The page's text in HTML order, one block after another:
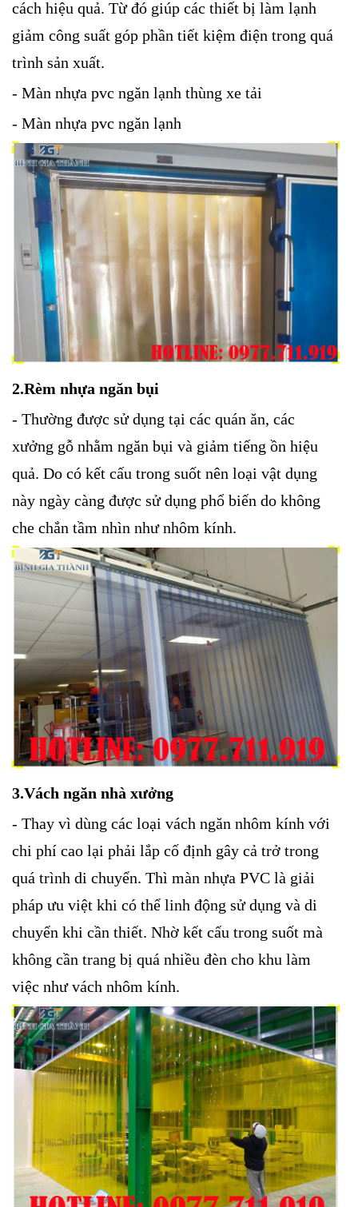
cách hiệu quả. Từ đó giúp các thiết bị làm lạnh
giảm công suất góp phần tiết kiệm điện trong quá
trình sản xuất.
- Màn nhựa pvc ngăn lạnh thùng xe tải
- Màn nhựa pvc ngăn lạnh
2.Rèm nhựa ngăn bụi
- Thường được sử dụng tại các quán ăn, các
xưởng gỗ nhằm ngăn bụi và giảm tiếng ồn hiệu
quả. Do có kết cấu trong suốt nên loại vật dụng
này ngày càng được sử dụng phổ biến do không
che chắn tầm nhìn như nhôm kính.
3.Vách ngăn nhà xưởng
- Thay vì dùng các loại vách ngăn nhôm kính với
chi phí cao lại phải lắp cố định gây cả trở trong
quá trình di chuyển. Thì màn nhựa PVC là giải
pháp ưu việt khi có thể linh động sử dụng và di
chuyển khi cần thiết. Nhờ kết cấu trong suốt mà
không cần trang bị quá nhiều đèn cho khu làm
việc như vách nhôm kính.